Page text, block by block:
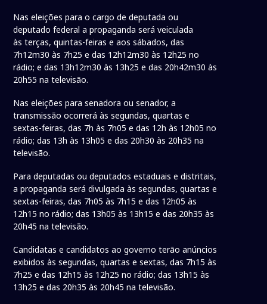
Nas eleições para o cargo de deputada ou
deputado federal a propaganda será veiculada
às terças, quintas-feiras e aos sábados, das
7h12m30 às 7h25 e das 12h12m30 às 12h25 no
rádio; e das 13h12m30 às 13h25 e das 20h42m30 às
20h55 na televisão.
Nas eleições para senadora ou senador, a
transmissão ocorrerá às segundas, quartas e
sextas-feiras, das 7h às 7h05 e das 12h às 12h05 no
rádio; das 13h às 13h05 e das 20h30 às 20h35 na
televisão.
Para deputadas ou deputados estaduais e distritais,
a propaganda será divulgada às segundas, quartas e
sextas-feiras, das 7h05 às 7h15 e das 12h05 às
12h15 no rádio; das 13h05 às 13h15 e das 20h35 às
20h45 na televisão.
Candidatas e candidatos ao governo terão anúncios
exibidos às segundas, quartas e sextas, das 7h15 às
7h25 e das 12h15 às 12h25 no rádio; das 13h15 às
13h25 e das 20h35 às 20h45 na televisão.